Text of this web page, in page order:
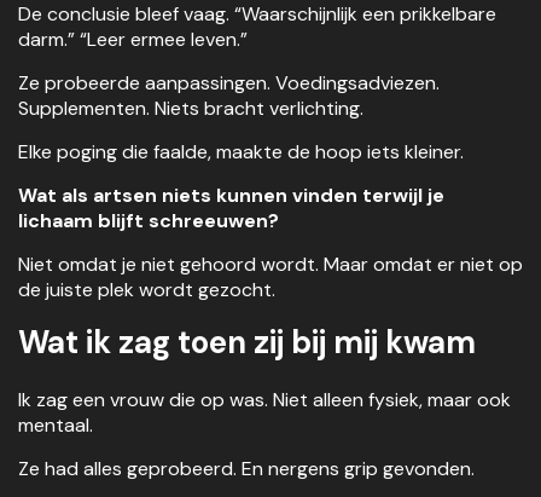
De conclusie bleef vaag. “Waarschijnlijk een prikkelbare
darm.” “Leer ermee leven.”
Ze probeerde aanpassingen. Voedingsadviezen.
Supplementen. Niets bracht verlichting.
Elke poging die faalde, maakte de hoop iets kleiner.
Wat als artsen niets kunnen vinden terwijl je
lichaam blijft schreeuwen?
Niet omdat je niet gehoord wordt. Maar omdat er niet op
de juiste plek wordt gezocht.
Wat ik zag toen zij bij mij kwam
Ik zag een vrouw die op was. Niet alleen fysiek, maar ook
mentaal.
Ze had alles geprobeerd. En nergens grip gevonden.